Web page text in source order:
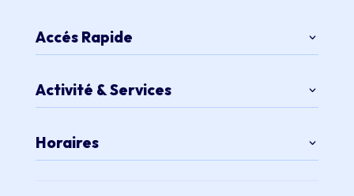
Accés Rapide
Activité & Services
Horaires